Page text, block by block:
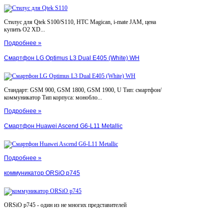
Стилус для Qtek S100/S110, HTC Magican, i-mate JAM, цена
купить O2 XD...
Подробнее »
Смартфон LG Optimus L3 Dual E405 (White) WH
Стандарт: GSM 900, GSM 1800, GSM 1900, U Тип: смартфон/
коммуникатор Тип корпуса: монобло...
Подробнее »
Смартфон Huawei Ascend G6-L11 Metallic
Подробнее »
коммуникатор ORSiO p745
ORSiO p745 - один из не многих представителей